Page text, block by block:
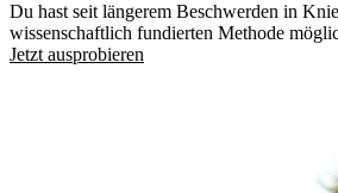
Du hast seit längerem Beschwerden in
wissenschaftlich fundierten Methode
Jetzt ausprobieren